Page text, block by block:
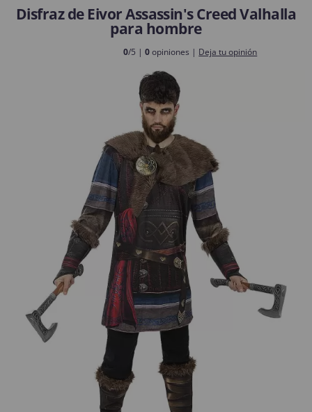
Es mi primera vez
Soy nuevo
disfracestuyyo.com
compras rápidamente en nuestra tienda virtual, revisar el estado de tus
pedidos y consultar tus operaciones anteriores.
¡Adelante! Te estabamos esperando.
CREAR CUENTA
Disfraz de Eivor Assassin's Creed Valhalla
para hombre
0/5 |0opiniones | Deja tu opinión